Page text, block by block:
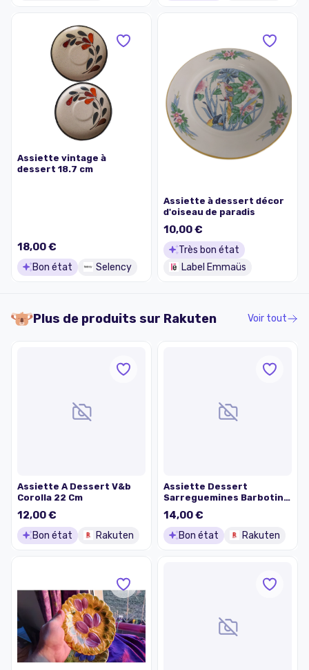
Assiette vintage à
dessert 18.7 cm
18,00 €
Bon état Selency
Assiette à dessert décor
d'oiseau de paradis
10,00 €
Très bon état
Label Emmaüs
Plus de produits sur Rakuten Voir tout
Assiette A Dessert V&b
Corolla 22 Cm
12,00 €
Bon état Rakuten
Assiette Dessert
Sarreguemines Barbotine
Prunes. 19.6 Cm, 302
Grammes
14,00 €
Bon état Rakuten